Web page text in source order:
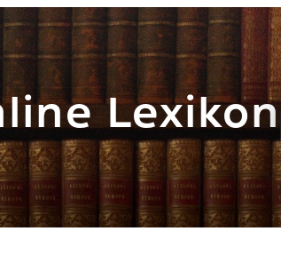
Lexikon